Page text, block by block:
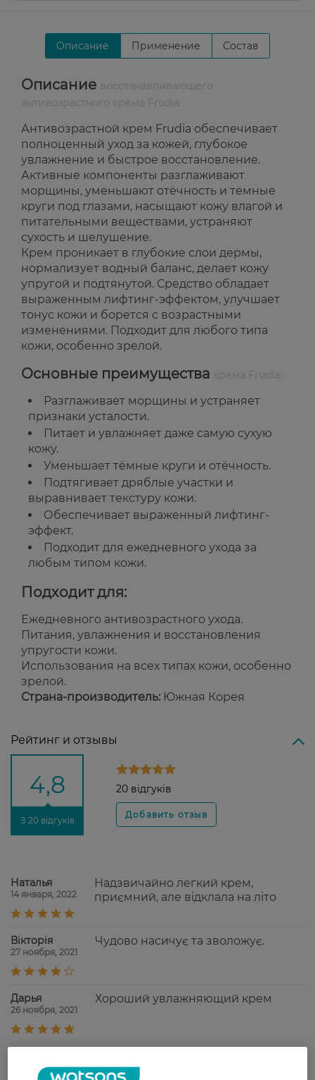
Описание Применение Состав
Описание
Антивозрастной крем Frudia обеспечивает
полноценный уход за кожей, глубокое
увлажнение и быстрое восстановление.
Активные компоненты разглаживают
морщины, уменьшают отёчность и тёмные
круги под глазами, насыщают кожу влагой и
питательными веществами, устраняют
сухость и шелушение.
Крем проникает в глубокие слои дермы,
нормализует водный баланс, делает кожу
упругой и подтянутой. Средство обладает
выраженным лифтинг-эффектом, улучшает
тонус кожи и борется с возрастными
изменениями. Подходит для любого типа
кожи, особенно зрелой.
Основные преимущества
Разглаживает морщины и устраняет
признаки усталости.
Питает и увлажняет даже самую сухую
кожу.
Уменьшает тёмные круги и отёчность.
Подтягивает дряблые участки и
выравнивает текстуру кожи.
Обеспечивает выраженный лифтинг-
эффект.
Подходит для ежедневного ухода за
любым типом кожи.
Подходит для:
Ежедневного антивозрастного ухода.
Питания, увлажнения и восстановления
упругости кожи.
Использования на всех типах кожи, особенно
зрелой.
Страна-производитель: Южная Корея
Рейтинг и отзывы
4,8
З 20 відгуків
20 відгуків
Наталья
14 января, 2022
Надзвичайно легкий крем,
приємний, але відклала на літо
Вікторія
27 ноября, 2021
Чудово насичує та зволожує.
Дарья
26 ноября, 2021
Хороший увлажняющий крем
15 ноября, 2021